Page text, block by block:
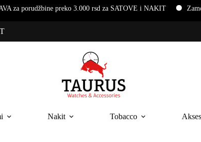
preko 3.000 rsd za SATOVE i NAKIT Zamena
Nakit Tobacco